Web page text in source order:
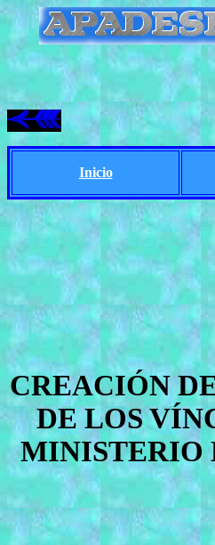
Inicio
CREACIÓN
DE LOS
MINISTERIO